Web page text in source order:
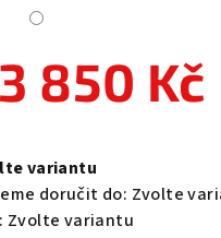
850 Kč
variantu
doručit do: Zvolte
Zvolte variantu